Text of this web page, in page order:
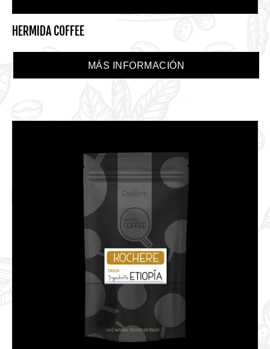
HERMIDA COFFEE
MÁS INFORMACIÓN